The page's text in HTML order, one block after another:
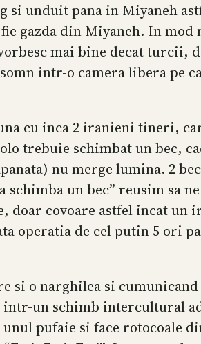
si unduit pana in Miyaneh
gazda din Miyaneh. In mod
mai bine decat turcii,
intr-o camera libera pe
cu inca 2 iranieni tineri,
trebuie schimbat un bec,
nu merge lumina. 2
un bec” reusim sa ne
doar covoare astfel incat un
operatia de cel putin 5 ori
si o narghilea si
intr-un schimb intercultural
pufaie si face rotocoale